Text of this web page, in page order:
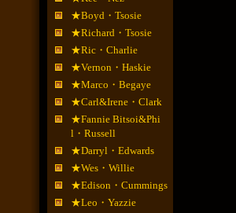
★Boyd・Tsosie
★Richard・Tsosie
★Ric・Charlie
★Vernon・Haskie
★Marco・Begaye
★Carl&Irene・Clark
★Fannie Bitsoi&Phi
l・Russell
★Darryl・Edwards
★Wes・Willie
★Edison・Cummings
★Leo・Yazzie